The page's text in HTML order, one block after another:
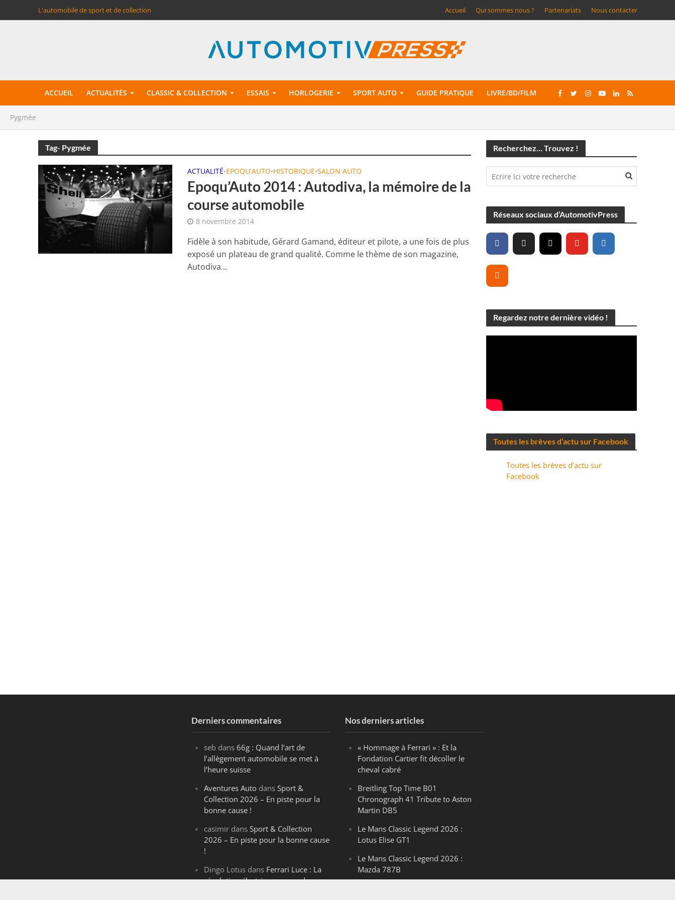
L'automobile de sport et de collection Accueil Qui sommes nous ? Partenariats Nous contacter
ACCUEIL ACTUALITÉS CLASSIC & COLLECTION ESSAIS HORLOGERIE SPORT AUTO GUIDE PRATIQUE LIVRE/BD/FILM
Pygmée
Tag- Pygmée
ACTUALITÉ•EPOQU'AUTO•HISTORIQUE•SALON AUTO
Epoqu’Auto 2014 : Autodiva, la mémoire de la
course automobile
8 novembre 2014
Fidèle à son habitude, Gérard Gamand, éditeur et pilote, a une fois de plus
exposé un plateau de grand qualité. Comme le thème de son magazine,
Autodiva...
Recherchez… Trouvez !
Réseaux sociaux d’AutomotivPress
Regardez notre dernière vidéo !
Toutes les brèves d’actu sur Facebook
Toutes les brèves d’actu sur
Facebook
Derniers commentaires
seb dans66g : Quand l’art de
l’allègement automobile se met à
l’heure suisse
Aventures Auto dansSport &
Collection 2026 – En piste pour la
bonne cause !
casimir dansSport & Collection
2026 – En piste pour la bonne cause
!
Dingo Lotus dans Ferrari Luce : La
révolution électrique venue de
Nos derniers articles
« Hommage à Ferrari » : Et la
Fondation Cartier fit décoller le
cheval cabré
Breitling Top Time B01
Chronograph 41 Tribute to Aston
Martin DB5
Le Mans Classic Legend 2026 :
Lotus Elise GT1
Le Mans Classic Legend 2026 :
Mazda 787B